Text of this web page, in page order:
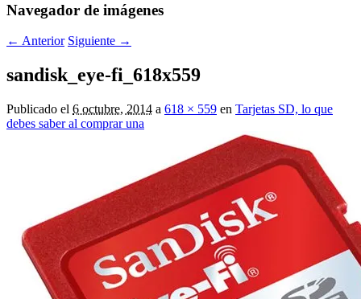
Navegador de imágenes
← Anterior Siguiente →
sandisk_eye-fi_618x559
Publicado el 6 octubre, 2014 a 618 × 559 en Tarjetas SD, lo que
debes saber al comprar una